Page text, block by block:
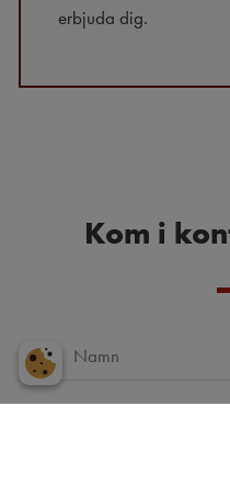
erbjuda dig.​
Kom i